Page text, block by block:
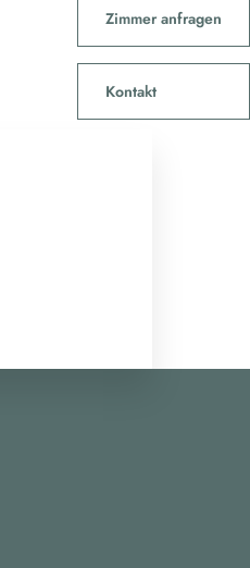
Zimmer anfragen
Kontakt